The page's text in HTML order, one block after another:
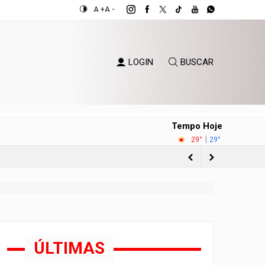
A +A -
LOGIN BUSCAR
Tempo Hoje
29° | 29°
Sul
ÚLTIMAS